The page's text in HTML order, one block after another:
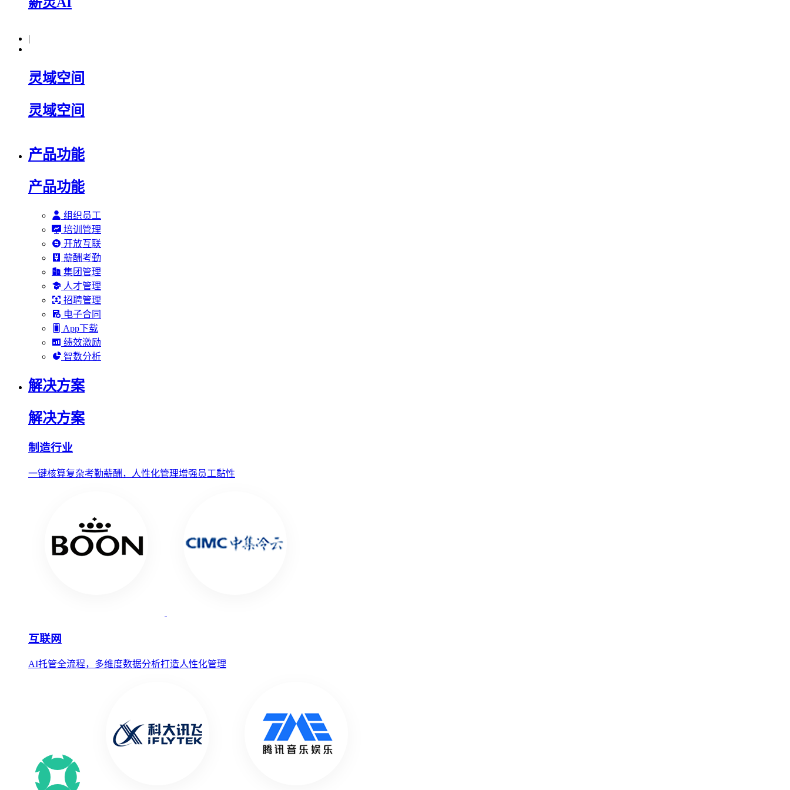
|
灵域空间
灵域空间
产品功能
产品功能
组织员工
培训管理
开放互联
薪酬考勤
集团管理
人才管理
招聘管理
电子合同
App下载
绩效激励
智数分析
解决方案
解决方案
制造行业
一键核算复杂考勤薪酬，人性化管理增强员工黏性
互联网
AI托管全流程，多维度数据分析打造人性化管理